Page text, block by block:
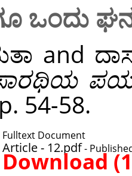
ಒಂದು
and
ಸಾರಥಿಯ
54-58.
Fulltext Document
Article - 12.pdf-
Download